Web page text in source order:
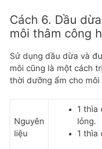
Cách 6. Dầu
môi thâm công
Sử dụng dầu dừa và
môi cũng là một cách
thời dưỡng ẩm cho
Nguyên
liệu
1 thìa
lỏng.
1 thìa